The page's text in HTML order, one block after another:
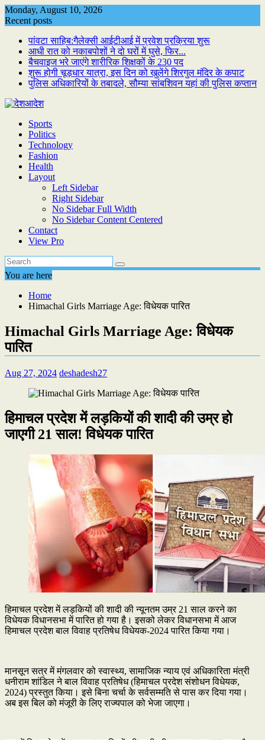
Skip
to
Monday, August 10, 2026
Recent posts
पांवटा साहिब:गैलेक्सी आईटीआई में प्रवेश प्रक्रिया शुरू
आधी रात को नकाबपोशों ने दो घरों में घुसे, फिर...
बैचवाइज भरे जाएंगे शारीरिक शिक्षकों के 230 पद
शुरू होगी चूड़धार यात्रा, इस दिन को खुलेंगे शिरगुल मंदिर के कपाट
पुलिस अधिकारियों के तबादले, सौम्या सांबशिवन यहां की पुलिस कप्तान
Sports
Politics
Technology
Fashion
Health
Layout
Left Sidebar
Right Sidebar
No Sidebar Full Width
No Sidebar Content Centered
Contact
View Pro
You are here
Home
Himachal Girls Marriage Age: विधेयक पारित
Himachal Girls Marriage Age: विधेयक
पारित
Aug 27, 2024 deshadesh27
हिमाचल प्रदेश में लड़कियों की शादी की उम्र हो
जाएगी 21 साल! विधेयक पारित
हिमाचल प्रदेश में लड़कियों की शादी की न्यूनतम उम्र 21 साल करने का
विधेयक विधानसभा में पारित हो गया है। इसको लेकर विधानसभा में आज
हिमाचल प्रदेश बाल विवाह प्रतिषेध विधेयक-2024 पारित किया गया।
मानसून सत्र में मंगलवार को स्वास्थ्य, सामाजिक न्याय एवं अधिकारिता मंत्री
धनीराम शांडिल ने बाल विवाह प्रतिषेध (हिमाचल प्रदेश संशोधन विधेयक,
2024) प्रस्तुत किया। इसे बिना चर्चा के सर्वसम्मति से पास कर दिया गया।
अब इस बिल को मंजूरी के लिए राज्यपाल को भेजा जाएगा।